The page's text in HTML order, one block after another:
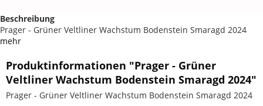
Beschreibung
Prager - Grüner Veltliner Wachstum Bodenstein Smaragd 2024
mehr
Produktinformationen "Prager - Grüner
Veltliner Wachstum Bodenstein Smaragd 2024"
Prager - Grüner Veltliner Wachstum Bodenstein Smaragd 2024